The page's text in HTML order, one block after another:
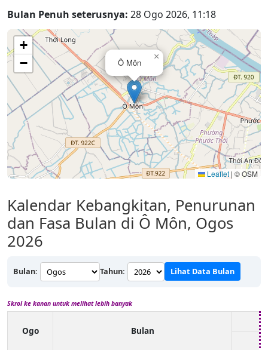
Bulan Penuh seterusnya: 28 Ogo 2026, 11:18
Ô Môn
×
+
−
Leaflet | © OSM
Kalendar Kebangkitan, Penurunan
dan Fasa Bulan di Ô Môn, Ogos
2026
Bulan: Tahun: Lihat Data Bulan
Skrol ke kanan untuk melihat lebih banyak
Ogo Bulan